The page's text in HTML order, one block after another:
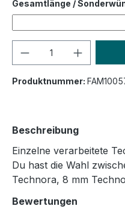
Gesamtlänge /
Produkt
Produktnummer:
Beschreibung
Einzelne verarbeitete
Du hast die Wahl
Technora, 8 mm
Bewertungen